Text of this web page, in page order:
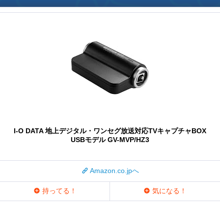
I-O DATA 地上デジタル・ワンセグ放送対応TVキャプチャBOX
USBモデル GV-MVP/HZ3
Amazon.co.jpへ
持ってる！ 気になる！